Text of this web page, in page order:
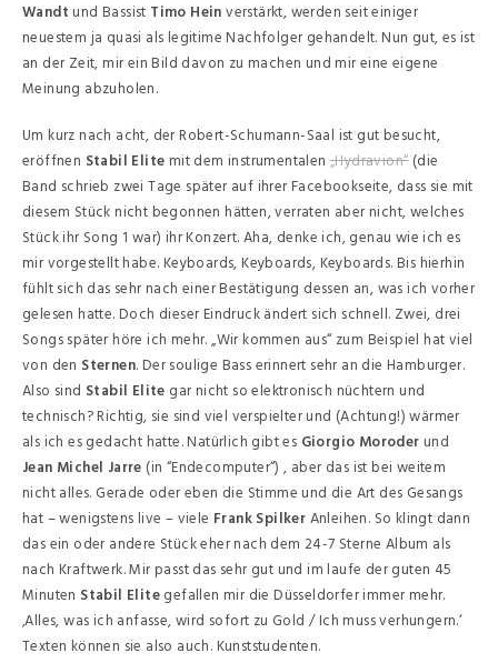
Wandt und Bassist Timo Heinverstärkt, werden seit einiger
neuestem ja quasi als legitime Nachfolger gehandelt. Nun gut, es ist
an der Zeit, mir ein Bild davon zu machen und mir eine eigene
Meinung abzuholen.
Um kurz nach acht, der Robert-Schumann-Saal ist gut besucht,
eröffnen Stabil Elite mit dem instrumentalen„Hydravion“(die
Band schrieb zwei Tage später auf ihrer Facebookseite, dass sie mit
diesem Stück nicht begonnen hätten, verraten aber nicht, welches
Stück ihr Song 1 war) ihr Konzert. Aha, denke ich, genau wie ich es
mir vorgestellt habe. Keyboards, Keyboards, Keyboards. Bis hierhin
fühlt sich das sehr nach einer Bestätigung dessen an, was ich vorher
gelesen hatte. Doch dieser Eindruck ändert sich schnell. Zwei, drei
Songs später höre ich mehr. „Wir kommen aus“ zum Beispiel hat viel
von den Sternen. Der soulige Bass erinnert sehr an die Hamburger.
Also sind Stabil Elite gar nicht so elektronisch nüchtern und
technisch? Richtig, sie sind viel verspielter und (Achtung!) wärmer
als ich es gedacht hatte. Natürlich gibt es Giorgio Moroder und
Jean Michel Jarre (in “Endecomputer“) , aber das ist bei weitem
nicht alles. Gerade oder eben die Stimme und die Art des Gesangs
hat – wenigstens live – viele Frank SpilkerAnleihen. So klingt dann
das ein oder andere Stück eher nach dem 24-7 Sterne Album als
nach Kraftwerk. Mir passt das sehr gut und im laufe der guten 45
Minuten Stabil Elitegefallen mir die Düsseldorfer immer mehr.
‚Alles, was ich anfasse, wird sofort zu Gold / Ich muss verhungern.‘
Texten können sie also auch. Kunststudenten.